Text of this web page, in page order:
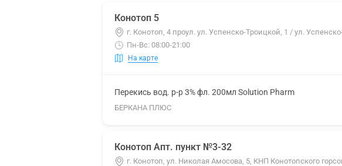
Конотоп 5
г. Конотоп, 4 проул. ул. Успенско-Троицкой, 1 / ул.
Пн-Вс: 08:00-21:00
На карте
Перекись вод. р-р 3% фл. 200мл Solution Pharm
БЕРКАНА ПЛЮС
Конотоп Апт. пункт №3-32
г. Конотоп, ул. Николая Амосова, 5, КНП Конотопского